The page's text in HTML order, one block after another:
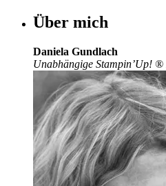
Über mich
Daniela Gundlach
Unabhängige Stampin’Up! ®